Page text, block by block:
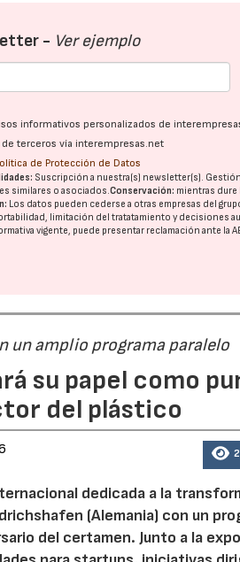
- Ver ejemplo
informativos personalizados de
terceros vía interempresas.net
de Protección de Datos
Suscripción a nuestra(s) newsletter(s).
similares o asociados.Conservación: mientras dure
Los datos pueden cederse a otras empresas del
limitación del tratatamiento y decisiones
vigente, puede presentar reclamación ante la
un amplio programa paralelo
su papel como
del plástico
dedicada a la
(Alemania) con un
del certamen. Junto a la